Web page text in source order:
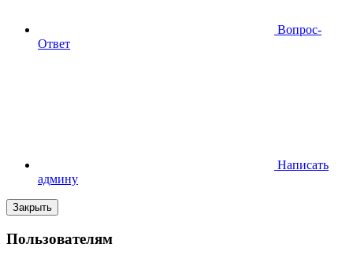
Вопрос-
Ответ
Написать
админу
Закрыть
Пользователям